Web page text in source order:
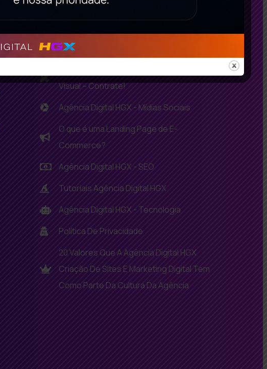
Marketing Digital: Como Contratar uma
Agência de Marketing Digital Ideal?
Visual – Contrate!
Agência Digital HGX - Mídias Sociais
O que é uma Landing Page de E-
Commerce?
Agência Digital HGX - SEO
Tutoriais Agência Digital HGX
Agência Digital HGX - Tecnologia
Política De Privacidade
20 Valores Que A Agência Digital HGX
Criação De Sites E Marketing Digital Tem
Como Parte Da Cultura Da Agência